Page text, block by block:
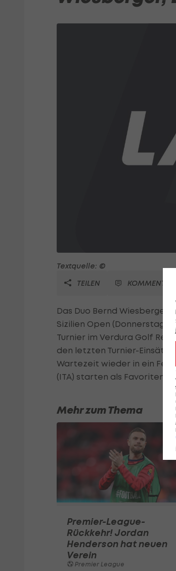
Textquelle: ©
TEILEN
Das Duo Bernd
Sizilien Open (Donnerstag
Turnier im Verdura Golf
den letzten Turnier-
Wartezeit wieder in ein Feld
(ITA) starten als Favoriten.
Mehr zum Thema
Premier-League-
Rückkehr! Jordan
Henderson hat neuen
Verein
Premier League